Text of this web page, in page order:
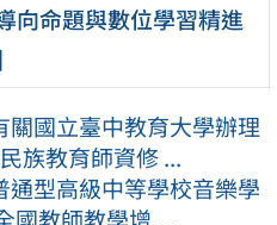
向命題與數位學習精進
關國立臺中教育大學辦理
族教育師資修 ...
通型高級中等學校音樂學